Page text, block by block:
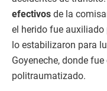
efectivos de la
el herido fue auxiliado
lo estabilizaron para
Goyeneche, donde
politraumatizado.